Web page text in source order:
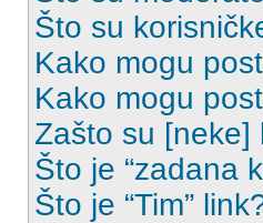
Što su
Kako mogu
Kako mogu
Zašto su [neke]
Što je “zadana
Što je “Tim”